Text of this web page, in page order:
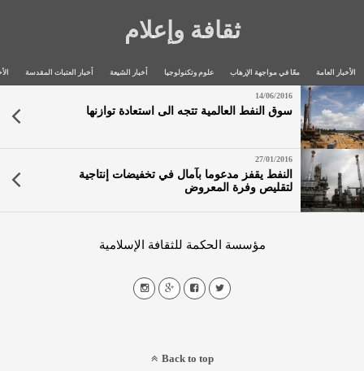
ثقافة وإعلام
الأخبار العامة معًا في مواجهة الإرهاب علوم وتكنولوجيا أخبار الشيعة أخبار العتبات المقدسة
14/06/2016
سوق النفط العالمية تتجه الى استعادة توازنها
27/01/2016
النفط يقفز مدعوما بآمال في تخفيضات إنتاجية
لتقليص وفرة المعروض
مؤسسة الحكمة للثقافة الإسلامية
Back to top